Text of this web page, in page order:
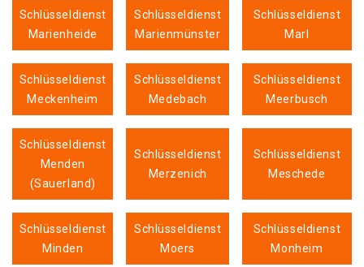
Schlüsseldienst
Marienheide
Schlüsseldienst
Marienmünster
Schlüsseldienst
Marl
Schlüsseldienst
Meckenheim
Schlüsseldienst
Medebach
Schlüsseldienst
Meerbusch
Schlüsseldienst
Menden
(Sauerland)
Schlüsseldienst
Merzenich
Schlüsseldienst
Meschede
Schlüsseldienst
Minden
Schlüsseldienst
Moers
Schlüsseldienst
Monheim